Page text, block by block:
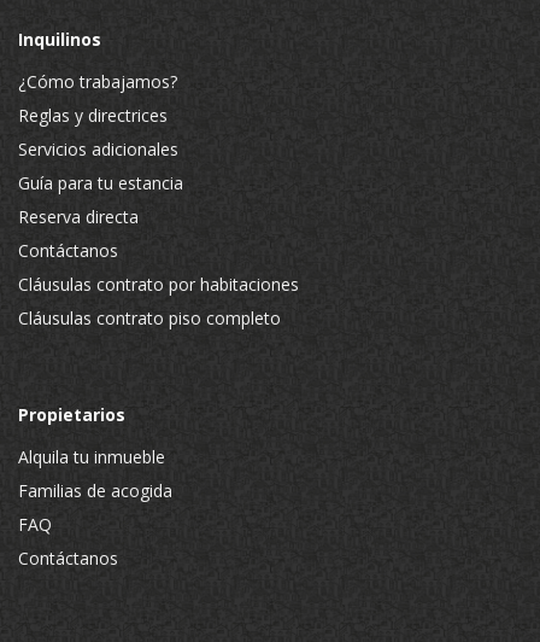
Inquilinos
¿Cómo trabajamos?
Reglas y directrices
Servicios adicionales
Guía para tu estancia
Reserva directa
Contáctanos
Cláusulas contrato por habitaciones
Cláusulas contrato piso completo
Propietarios
Alquila tu inmueble
Familias de acogida
FAQ
Contáctanos